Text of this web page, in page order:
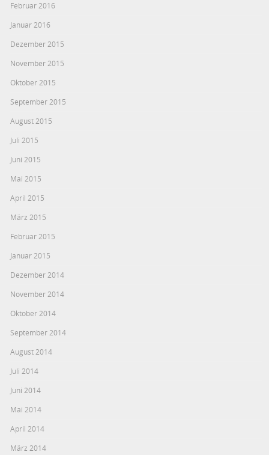
Februar 2016
Januar 2016
Dezember 2015
November 2015
Oktober 2015
September 2015
August 2015
Juli 2015
Juni 2015
Mai 2015
April 2015
März 2015
Februar 2015
Januar 2015
Dezember 2014
November 2014
Oktober 2014
September 2014
August 2014
Juli 2014
Juni 2014
Mai 2014
April 2014
März 2014